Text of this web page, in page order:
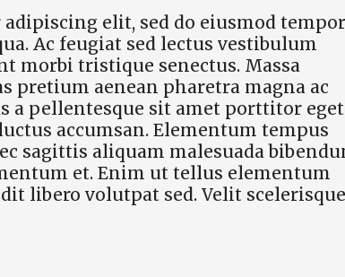
elit, sed do eiusmod tempor
Ac feugiat sed lectus vestibulum
morbi tristique senectus. Massa
pretium aenean pharetra magna ac
a pellentesque sit amet porttitor eget
accumsan. Elementum tempus
sagittis aliquam malesuada
et. Enim ut tellus elementum
libero volutpat sed. Velit scelerisque